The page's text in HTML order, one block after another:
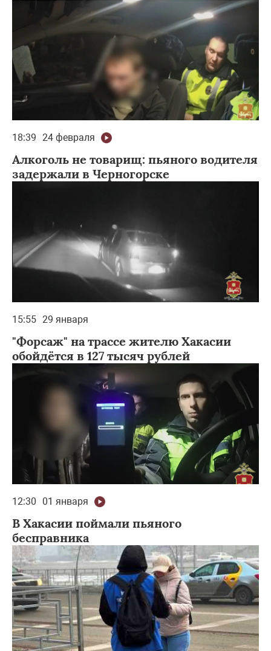
18:39 24 февраля
Алкоголь не товарищ: пьяного водителя
задержали в Черногорске
15:55 29 января
"Форсаж" на трассе жителю Хакасии
обойдётся в 127 тысяч рублей
12:30 01 января
В Хакасии поймали пьяного
бесправника